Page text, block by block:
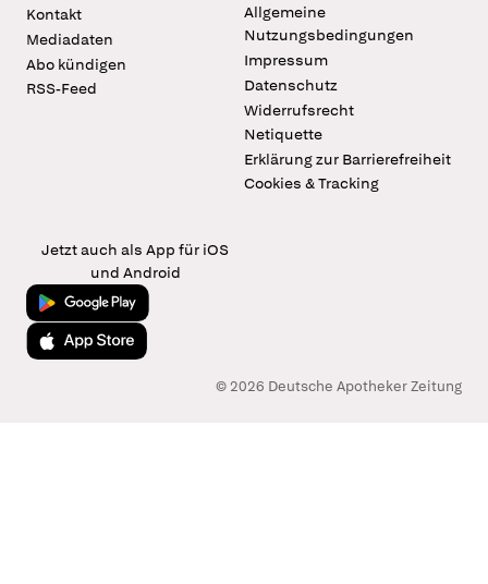
Kontakt
Mediadaten
Abo kündigen
RSS-Feed
Allgemeine
Nutzungsbedingungen
Impressum
Datenschutz
Widerrufsrecht
Netiquette
Erklärung zur Barrierefreiheit
Cookies & Tracking
Jetzt auch als App für iOS
und Android
Jetzt bei Google Play
Laden im App Store
© 2026 Deutsche Apotheker Zeitung